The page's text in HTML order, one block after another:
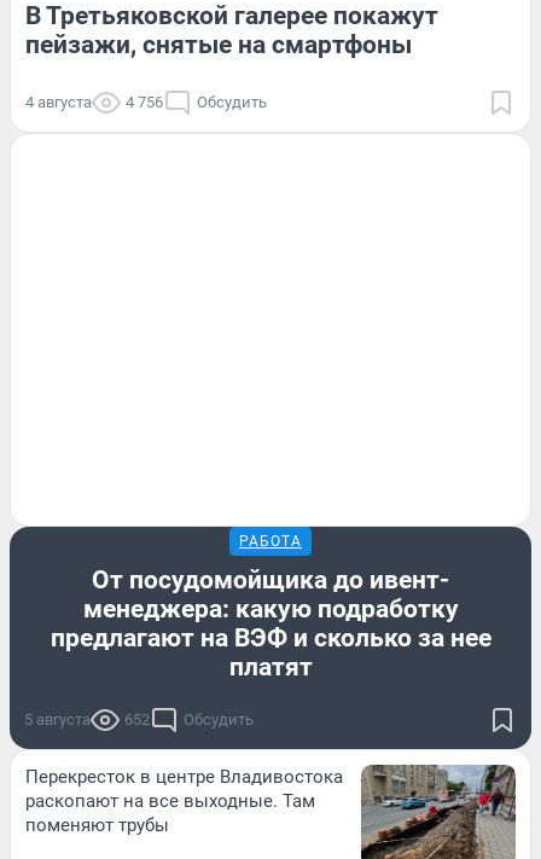
В Третьяковской галерее покажут
пейзажи, снятые на смартфоны
4 августа 4 756 Обсудить
РАБОТА
От посудомойщика до ивент-
менеджера: какую подработку
предлагают на ВЭФ и сколько за нее
платят
5 августа 652 Обсудить
Перекресток в центре Владивостока
раскопают на все выходные. Там
поменяют трубы